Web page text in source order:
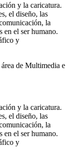
y la caricatura.
el diseño, las
la
en el ser humano.
y
de Multimedia e
y la caricatura.
el diseño, las
la
en el ser humano.
y